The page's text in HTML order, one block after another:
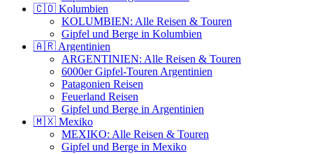
🇨🇴 Kolumbien
KOLUMBIEN: Alle Reisen & Touren
Gipfel und Berge in Kolumbien
🇦🇷 Argentinien
ARGENTINIEN: Alle Reisen & Touren
6000er Gipfel-Touren Argentinien
Patagonien Reisen
Feuerland Reisen
Gipfel und Berge in Argentinien
🇲🇽 Mexiko
MEXIKO: Alle Reisen & Touren
Gipfel und Berge in Mexiko